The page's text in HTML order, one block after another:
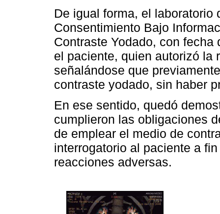
De igual forma, el laboratorio
Consentimiento Bajo
Contraste Yodado, con
el paciente, quien autorizó la
señalándose que
contraste yodado, sin haber
En ese sentido, quedó
cumplieron las obligaciones
de emplear el medio de
interrogatorio al paciente a
reacciones adversas.